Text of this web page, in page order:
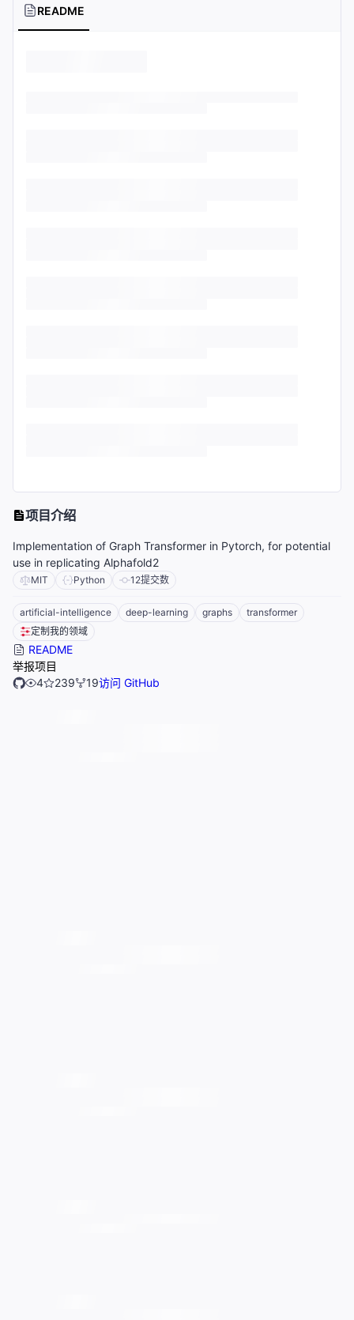
README
项目介绍
Implementation of Graph Transformer in Pytorch, for potential
use in replicating Alphafold2
MIT Python 12提交数
artificial-intelligence deep-learning graphs
transformer
定制我的领域
README
举报项目
4
239 19访问 GitHub